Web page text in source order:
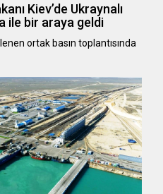
Kiev’de Ukraynalı
ile bir araya geldi
ortak basın toplantısında